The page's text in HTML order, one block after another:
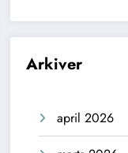
Arkiver
april 2026